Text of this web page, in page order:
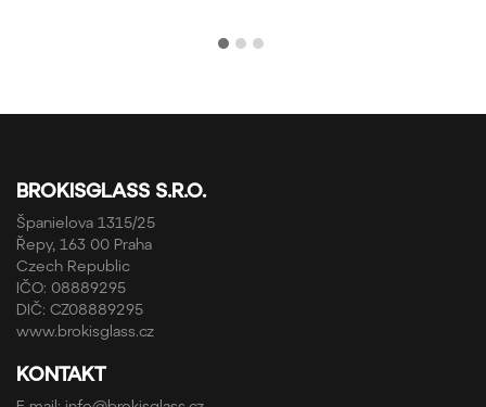
BROKISGLASS S.R.O.
Španielova 1315/25
Řepy, 163 00 Praha
Czech Republic
IČO: 08889295
DIČ: CZ08889295
www.brokisglass.cz
KONTAKT